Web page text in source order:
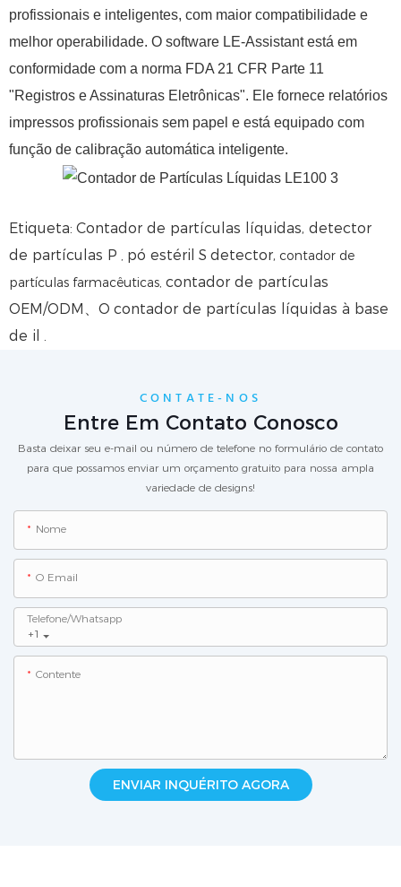
profissionais e inteligentes, com maior compatibilidade e
melhor operabilidade. O software LE-Assistant está em
conformidade com a norma FDA 21 CFR Parte 11
"Registros e Assinaturas Eletrônicas". Ele fornece relatórios
impressos profissionais sem papel e está equipado com
função de calibração automática inteligente.
Etiqueta: Contador de partículas líquidas, detector
de partículas P , pó estéril S detector, contador de
partículas farmacêuticas, contador de partículas
OEM/ODM
、O contador de partículas líquidas à base
de il
CONTATE-NOS
Entre Em Contato Conosco
Basta deixar seu e-mail ou número de telefone no formulário de contato
para que possamos enviar um orçamento gratuito para nossa ampla
variedade de designs!
Nome
O Email
+1
Telefone/whatsapp
Contente
ENVIAR INQUÉRITO AGORA